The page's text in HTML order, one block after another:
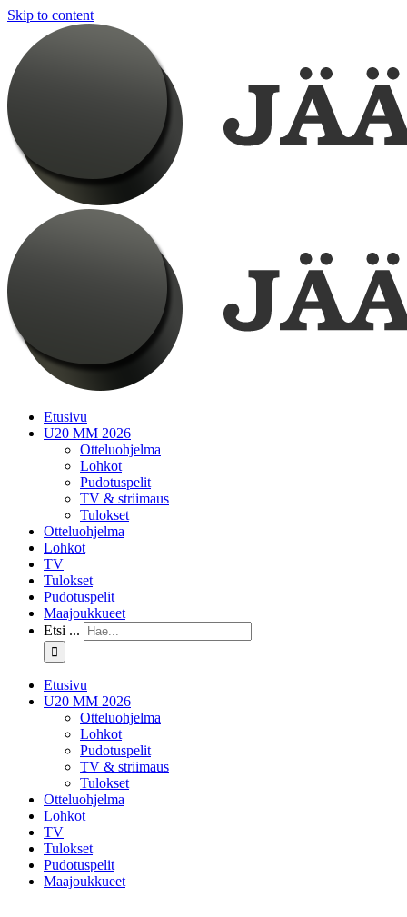
Skip to content
Etusivu
U20 MM 2026
Otteluohjelma
Lohkot
Pudotuspelit
TV & striimaus
Tulokset
Otteluohjelma
Lohkot
TV
Tulokset
Pudotuspelit
Maajoukkueet
Etsi ...
Etusivu
U20 MM 2026
Otteluohjelma
Lohkot
Pudotuspelit
TV & striimaus
Tulokset
Otteluohjelma
Lohkot
TV
Tulokset
Pudotuspelit
Maajoukkueet